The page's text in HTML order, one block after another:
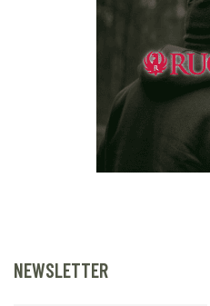
NEWSLETTER